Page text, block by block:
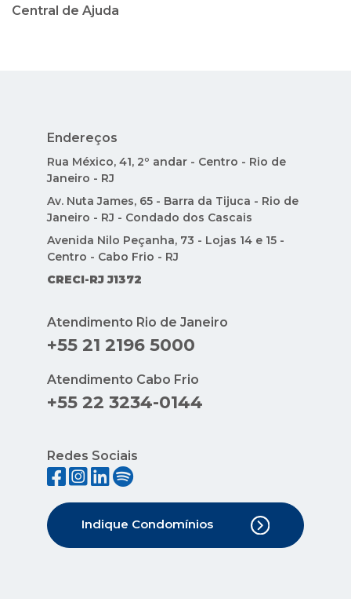
Central de Ajuda
Endereços
Rua México, 41, 2º andar - Centro - Rio de
Janeiro - RJ
Av. Nuta James, 65 - Barra da Tijuca - Rio de
Janeiro - RJ - Condado dos Cascais
Avenida Nilo Peçanha, 73 - Lojas 14 e 15 -
Centro - Cabo Frio - RJ
CRECI-RJ J1372
Atendimento Rio de Janeiro
+55 21 2196 5000
Atendimento Cabo Frio
+55 22 3234-0144
Redes Sociais
Indique Condomínios